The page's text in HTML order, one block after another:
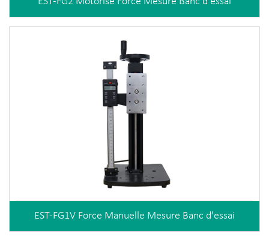
EST-FG1V Force Manuelle Mesure Banc d'essai